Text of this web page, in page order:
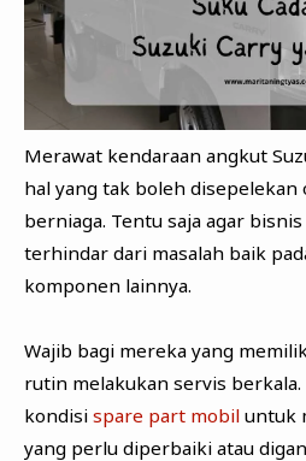
Merawat kendaraan angkut
hal yang tak boleh disepelekan
berniaga. Tentu saja agar
terhindar dari masalah baik
komponen lainnya.
Wajib bagi mereka yang
rutin melakukan servis
kondisi spare part mobiluntuk
yang perlu diperbaiki atau